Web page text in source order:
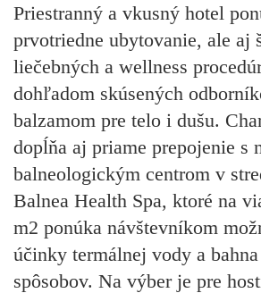
Priestranný a vkusný hotel
prvotriedne ubytovanie, ale aj
liečebných a wellness
dohľadom skúsených
balzamom pre telo i dušu.
dopĺňa aj priame prepojenie s
balneologickým centrom v
Balnea Health Spa, ktoré na
m2 ponúka návštevníkom
účinky termálnej vody a
spôsobov. Na výber je pre